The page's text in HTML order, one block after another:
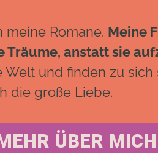
meine Romane. Meine
Träume, anstatt sie
Welt und finden zu sich
die große Liebe.
ÜBER MICH